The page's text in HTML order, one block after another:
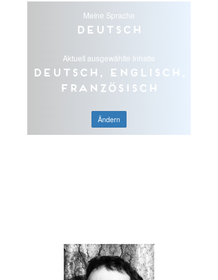
Meine Sprache
Deutsch
Aktuell ausgewählte Inhalte
Deutsch, Englisch,
Französisch
Ändern